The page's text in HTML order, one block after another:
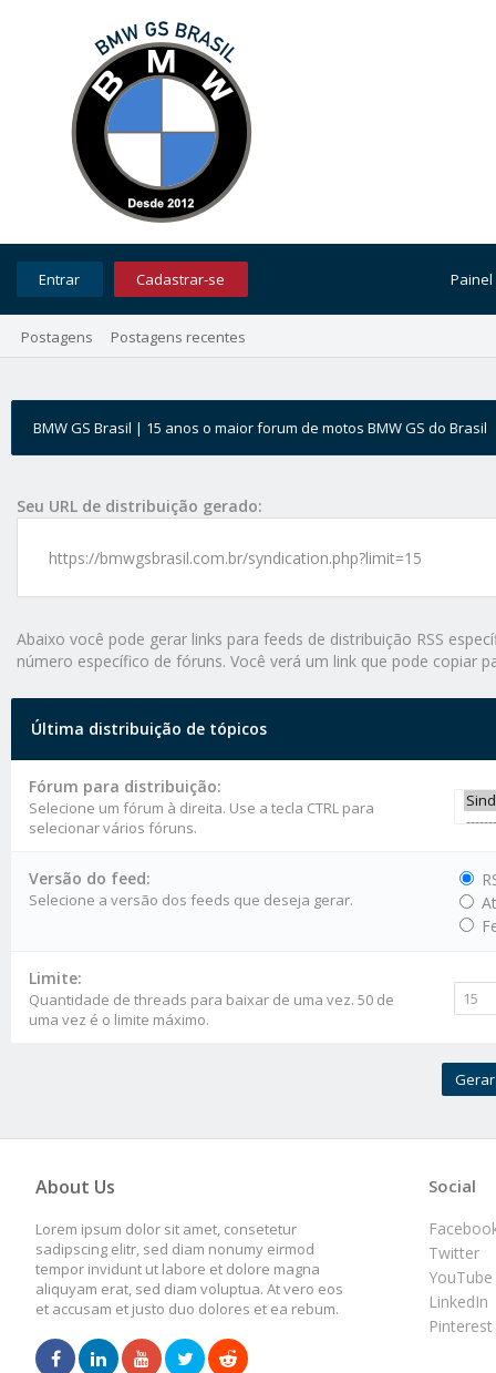
Entrar Cadastrar-se
Postagens Postagens recentes
BMW GS Brasil | 15 anos o maior forum de motos BMW GS do Brasil
Seu URL de distribuição gerado:
https://bmwgsbrasil.com.br/syndication.php?limit=15
Abaixo você pode gerar links para feeds de distribuição RSS
número específico de fóruns. Você verá um link que pode copiar
Última distribuição de tópicos
Fórum para distribuição:
Selecione um fórum à direita. Use a tecla CTRL para
selecionar vários fóruns.
Versão do feed:
Selecione a versão dos feeds que deseja gerar.
Limite:
Quantidade de threads para baixar de uma vez. 50 de
uma vez é o limite máximo.
About Us
Lorem ipsum dolor sit amet, consetetur
sadipscing elitr, sed diam nonumy eirmod
tempor invidunt ut labore et dolore magna
aliquyam erat, sed diam voluptua. At vero eos
et accusam et justo duo dolores et ea rebum.
Social
Twitter
YouTube
LinkedIn
Pinterest